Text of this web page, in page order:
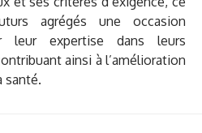
agrégés une occasion
leur expertise dans leurs
ainsi à l’amélioration
santé.